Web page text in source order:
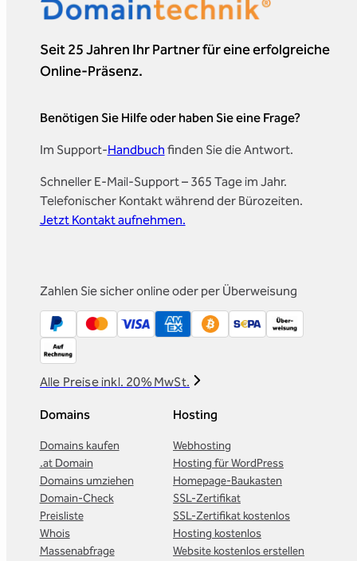
Seit 25 Jahren Ihr Partner für eine erfolgreiche
Online-Präsenz.
Benötigen Sie Hilfe oder haben Sie eine Frage?
Im Support-Handbuch finden Sie die Antwort.
Schneller E-Mail-Support – 365 Tage im Jahr.
Telefonischer Kontakt während der Bürozeiten.
Jetzt Kontakt aufnehmen.
Zahlen Sie sicher online oder per Überweisung
Alle Preise inkl. 20% MwSt.
Domains
Domains kaufen
.at Domain
Domains umziehen
Domain-Check
Preisliste
Whois
Massenabfrage
Hosting
Webhosting
Hosting für WordPress
Homepage-Baukasten
SSL-Zertifikat
SSL-Zertifikat kostenlos
Hosting kostenlos
Website kostenlos erstellen